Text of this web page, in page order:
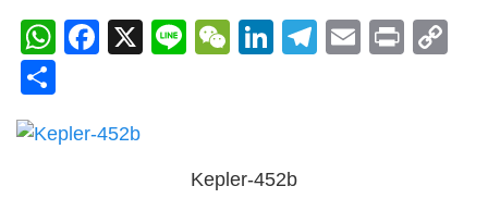
WhatsApp
Facebook
X LineWeChat
LinkedIn
Telegram
Email
Print
Kepler-452b